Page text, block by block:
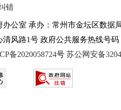
错
公室 承办：常州市金坛区数据
风路1号 政府公共服务热线号码
备2020058724号 苏公网安备